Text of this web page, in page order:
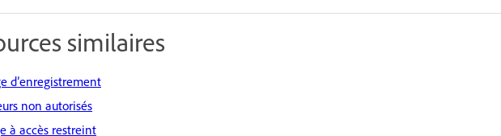
similaires
d’enregistrement
non autorisés
à accès restreint